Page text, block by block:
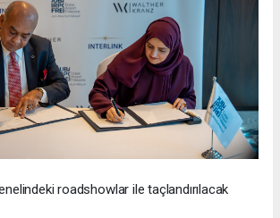
roadshowlar ile taçlandırılacak